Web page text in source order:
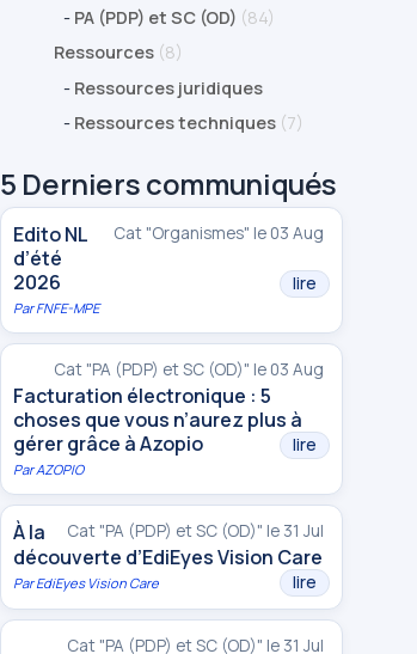
- PA (PDP) et SC (OD) (84)
Ressources (8)
- Ressources juridiques
- Ressources techniques (7)
5 Derniers communiqués
Cat "Organismes" le 03 Aug
Edito NL
d’été
2026
lire
ParFNFE-MPE
Cat "PA (PDP) et SC (OD)" le 03 Aug
Facturation électronique : 5
choses que vous n’aurez plus à
gérer grâce à Azopio
lire
ParAZOPIO
Cat "PA (PDP) et SC (OD)" le 31 Jul
À la
découverte d’EdiEyes Vision Care
lire
ParEdiEyes Vision Care
Cat "PA (PDP) et SC (OD)" le 31 Jul